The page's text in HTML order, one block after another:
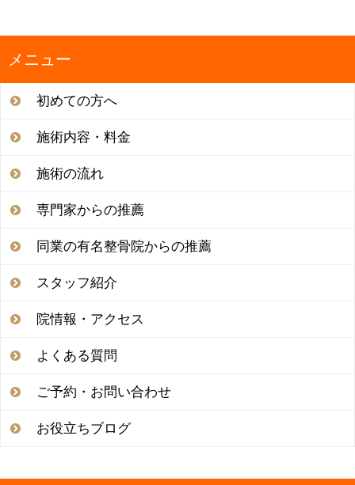
ゲ
ー
シ
ョ
ン
メニュー
初めての方へ
施術内容・料金
施術の流れ
専門家からの推薦
同業の有名整骨院からの推薦
スタッフ紹介
院情報・アクセス
よくある質問
ご予約・お問い合わせ
お役立ちブログ